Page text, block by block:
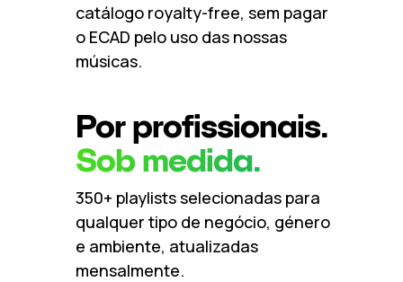
catálogo royalty-free, sem pagar
o ECAD pelo uso das nossas
músicas.
Sob medida.
Por profissionais.
350+ playlists selecionadas para
qualquer tipo de negócio, género
e ambiente, atualizadas
mensalmente.